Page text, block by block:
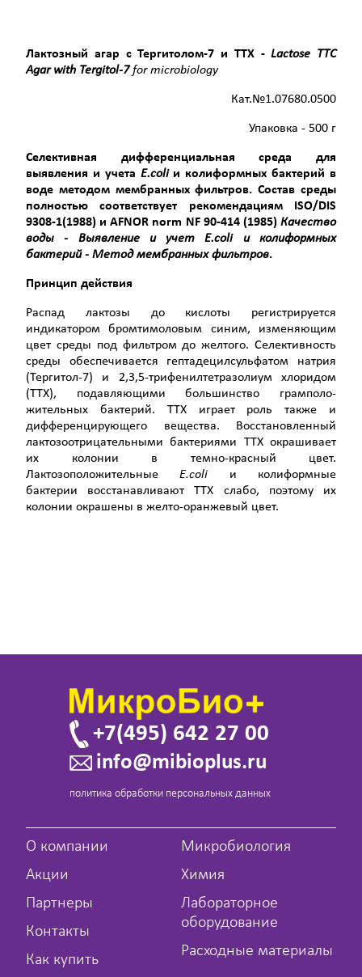
Лактозный агар с Тергитолом-7 и ТТХ-Lactose TTC
Agar with Tergitol-7 for microbiology
Кат.№1.07680.0500
Упаковка - 500 г
Селективная дифференциальная среда для
выявления и учета Е.coliи колиформных бактерий в
воде методом мембранных фильтров. Состав среды
полностью соответствует рекомендациям
ISO/DIS
9308-1(1988) иAFNOR norm NF90-414 (1985) Качество
воды - Выявление и учет Е.coliи колиформных
бактерий - Метод мембранных фильтров.
Принцип действия
Распад лактозы до кислоты регистрируется
индикатором бромтимоловым синим, изменяющим
цвет среды под фильтром до желтого. Селективность
среды обеспечивается гептадецилсульфатом натрия
(Тергитол-7) и 2,3,5-трифенил­тетразолиум хлоридом
(ТТХ), подавляющими большинство грамполо­
жительных бактерий. ТТХ играет роль также и
дифференцирующего вещества. Восстановлен­ный
лактозоотрицательными бактериями ТТХ окрашивает
их колонии в темно-красный цвет.
ЛактозоположительныеЕ.coli и колиформные
бактерии восстанавливают ТТХ слабо, поэтому их
колонии окрашены в желто-оранжевый цвет.
+7(495) 642 27 00
info@mibioplus.ru
политика обработки персональных данных
О компании
Акции
Партнеры
Контакты
Как купить
Микробиология
Химия
Лабораторное
оборудование
Расходные материалы